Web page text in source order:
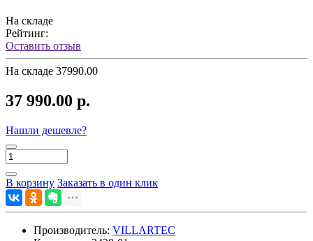
На складе
Рейтинг:
Оставить отзыв
На складе 37990.00
37 990.00 р.
Нашли дешевле?
В корзину Заказать в один клик
Производитель: VILLARTEC